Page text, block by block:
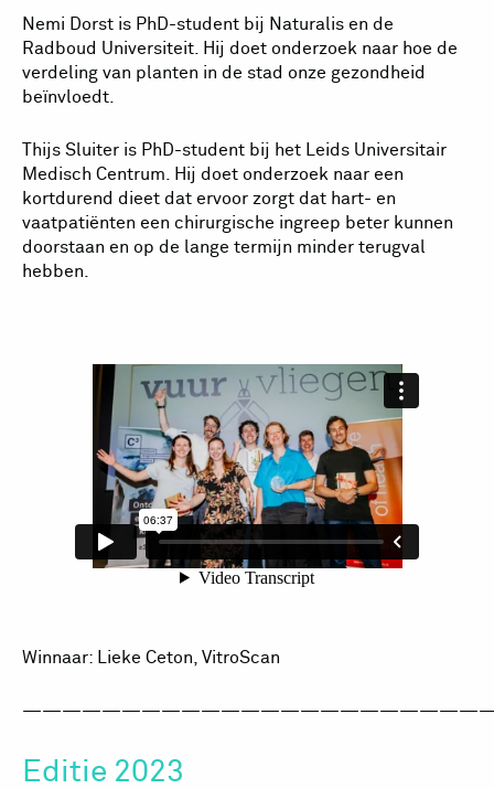
Nemi Dorst is PhD-student bij Naturalis en de
Radboud Universiteit. Hij doet onderzoek naar hoe de
verdeling van planten in de stad onze gezondheid
beïnvloedt.
Thijs Sluiter is PhD-student bij het Leids Universitair
Medisch Centrum. Hij doet onderzoek naar een
kortdurend dieet dat ervoor zorgt dat hart- en
vaatpatiënten een chirurgische ingreep beter kunnen
doorstaan en op de lange termijn minder terugval
hebben.
Winnaar: Lieke Ceton, VitroScan
Editie 2023